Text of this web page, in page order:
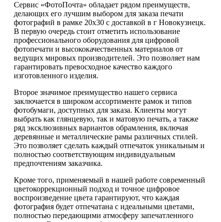
Сервис «ФотоПочта» обладает рядом преимуществ,
делающих его лучшим выбором для заказа печати
фотографий в рамке 20х30 с доставкой в г Новокузнецк.
В первую очередь стоит отметить использование
профессионального оборудования для цифровой
фотопечати и высококачественных материалов от
ведущих мировых производителей. Это позволяет нам
гарантировать превосходное качество каждого
изготовленного изделия.
Второе значимое преимущество нашего сервиса
заключается в широком ассортименте рамок и типов
фотобумаги, доступных для заказа. Клиенты могут
выбрать как глянцевую, так и матовую печать, а также
ряд эксклюзивных вариантов обрамления, включая
деревянные и металлические рамы различных стилей.
Это позволяет сделать каждый отпечаток уникальным и
полностью соответствующим индивидуальным
предпочтениям заказчика.
Кроме того, применяемый в нашей работе современный
цветокоррекционный подход и точное цифровое
воспроизведение цвета гарантируют, что каждая
фотография будет отпечатана с идеальными цветами,
полностью передающими атмосферу запечатленного